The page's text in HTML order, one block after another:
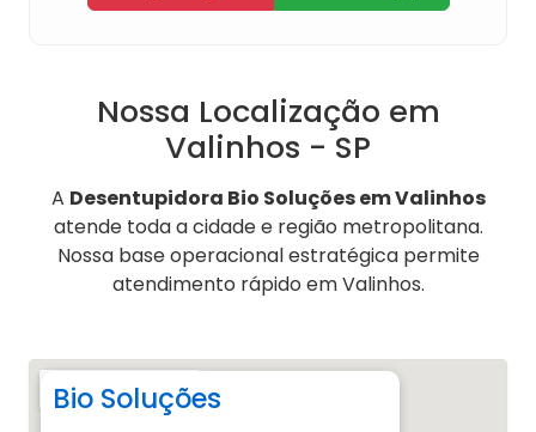
Nossa Localização em
Valinhos - SP
A Desentupidora Bio Soluções em Valinhos
atende toda a cidade e região metropolitana.
Nossa base operacional estratégica permite
atendimento rápido em Valinhos.
Bio Soluções